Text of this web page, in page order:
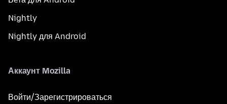
Nightly
Nightly для Android
Аккаунт Mozilla
Войти/Зарегистрироваться